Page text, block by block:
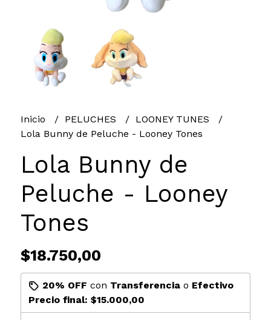
Inicio PELUCHES
LOONEY TUNES
Lola Bunny de Peluche - Looney Tones
Lola Bunny de
Peluche - Looney
Tones
$18.750,00
20% OFF con Transferenciao Efectivo
Precio final: $15.000,00